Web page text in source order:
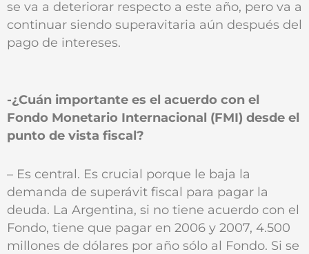
se va a deteriorar respecto a este año, pero va a
continuar siendo superavitaria aún después del
pago de intereses.
-¿Cuán importante es el acuerdo con el
Fondo Monetario Internacional (FMI) desde el
punto de vista fiscal?
– Es central. Es crucial porque le baja la
demanda de superávit fiscal para pagar la
deuda. La Argentina, si no tiene acuerdo con el
Fondo, tiene que pagar en 2006 y 2007, 4.500
millones de dólares por año sólo al Fondo. Si se